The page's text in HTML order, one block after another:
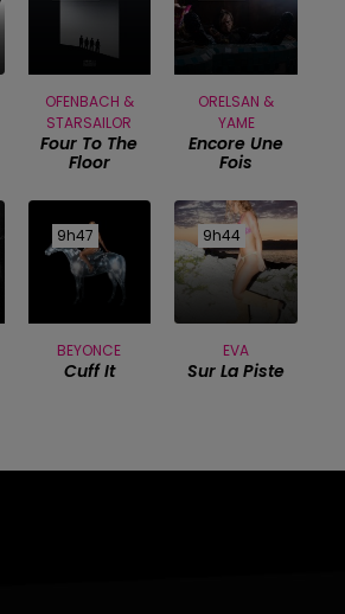
OFENBACH &
STARSAILOR
Four To The
Floor
ORELSAN &
YAME
Encore Une
Fois
9h47
9h47
BEYONCE
Cuff It
9h44
9h44
EVA
Sur La Piste